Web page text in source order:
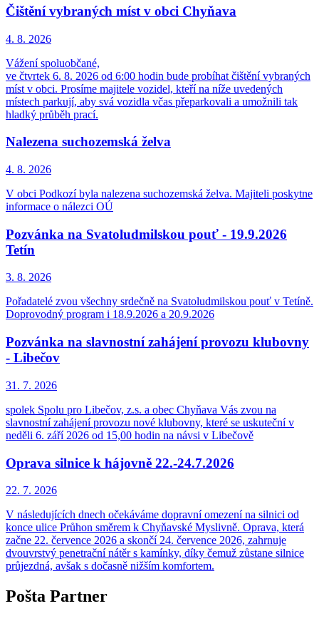
Čištění vybraných míst v obci Chyňava
4. 8. 2026
Vážení spoluobčané,
ve čtvrtek 6. 8. 2026 od 6:00 hodin bude probíhat čištění vybraných
míst v obci. Prosíme majitele vozidel, kteří na níže uvedených
místech parkují, aby svá vozidla včas přeparkovali a umožnili tak
hladký průběh prací.
Nalezena suchozemská želva
4. 8. 2026
V obci Podkozí byla nalezena suchozemská želva. Majiteli poskytne
informace o nálezci OÚ
Pozvánka na Svatoludmilskou pouť - 19.9.2026
Tetín
3. 8. 2026
Pořadatelé zvou všechny srdečně na Svatoludmilskou pouť v Tetíně.
Doprovodný program i 18.9.2026 a 20.9.2026
Pozvánka na slavnostní zahájení provozu klubovny
- Libečov
31. 7. 2026
spolek Spolu pro Libečov, z.s. a obec Chyňava Vás zvou na
slavnostní zahájení provozu nové klubovny, které se uskuteční v
neděli 6. září 2026 od 15,00 hodin na návsi v Libečově
Oprava silnice k hájovně 22.-24.7.2026
22. 7. 2026
V následujících dnech očekáváme dopravní omezení na silnici od
konce ulice Průhon směrem k Chyňavské Myslivně. Oprava, která
začne 22. července 2026 a skončí 24. července 2026, zahrnuje
dvouvrstvý penetrační nátěr s kamínky, díky čemuž zůstane silnice
průjezdná, avšak s dočasně nižším komfortem.
Pošta Partner